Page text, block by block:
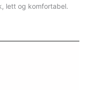
lett og komfortabel.